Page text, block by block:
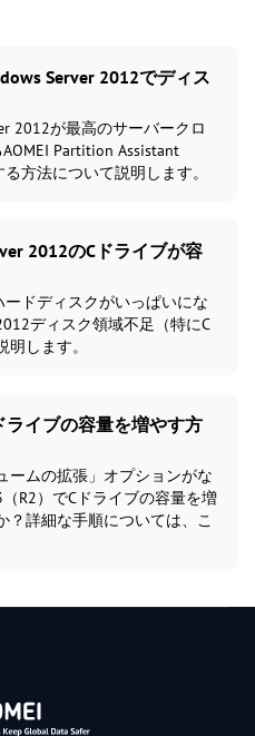
Server 2012でディス
2012が最高のサーバークロ
Partition Assistant
方法について説明します。
2012のCドライブが容
ドディスクがいっぱいにな
ディスク領域不足（特にC
します。
ライブの容量を増やす方
ームの拡張」オプションがな
R2）でCドライブの容量を増
？詳細な手順については、こ